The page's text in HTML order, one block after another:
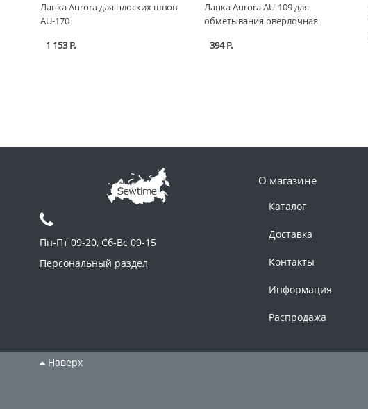
Лапка Aurora для плоских швов
AU-170
1 153 Р.
Лапка Aurora AU-109 для
обметывания оверлочная
394 Р.
О магазине
Каталог
Доставка
Контакты
Информация
Распродажа
Пн-Пт 09-20, Сб-Вс 09-15
Персональный раздел
Наверх